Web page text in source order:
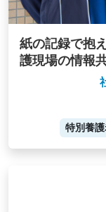
紙の記録で抱
護現場の情報
特別養